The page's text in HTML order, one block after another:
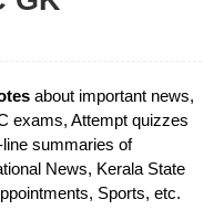
about important news,
exams, Attempt quizzes
summaries of
News, Kerala State
Sports, etc.